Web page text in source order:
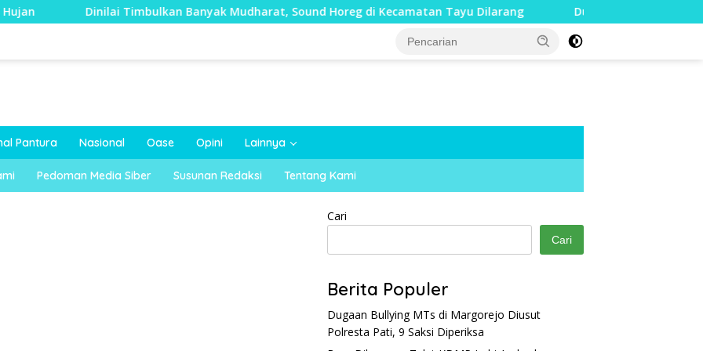
Dinilai Timbulkan Banyak Mudharat, Sound Horeg di Kecamatan Tayu Dilarang Dua Jari Putus akibat Dugaan
Pantura Nasional Oase Opini Lainnya
Pedoman Media Siber Susunan Redaksi Tentang Kami
Cari
Cari
Berita Populer
Dugaan Bullying MTs di Margorejo Diusut
Polresta Pati, 9 Saksi Diperiksa